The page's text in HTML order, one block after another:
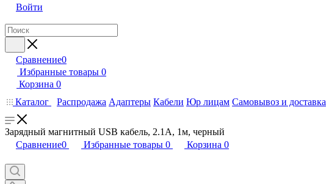
Войти
Сравнение0
Избранные товары 0
Корзина 0
Каталог
Распродажа Адаптеры Кабели Юр лицам Самовывоз и доставка
Зарядный магнитный USB кабель, 2.1А, 1м, черный
Сравнение0 Избранные товары 0 Корзина 0